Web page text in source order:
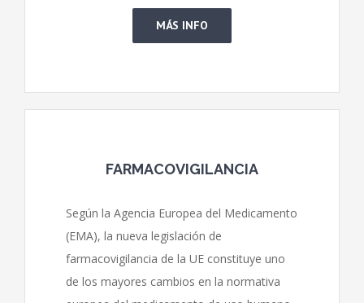
MÁS INFO
FARMACOVIGILANCIA
Según la Agencia Europea del Medicamento
(EMA), la nueva legislación de
farmacovigilancia de la UE constituye uno
de los mayores cambios en la normativa